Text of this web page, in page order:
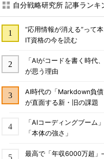
自分戦略研究所 記事ランキ
“応用情報が消える”っ
IT資格の今を読む
「AIがコードを書く時
が思う理由
AI時代の「Markdown負
が直面する新・旧の課題
「AIコーディングブーム
「本体の強さ」
最高で「年収6000万超